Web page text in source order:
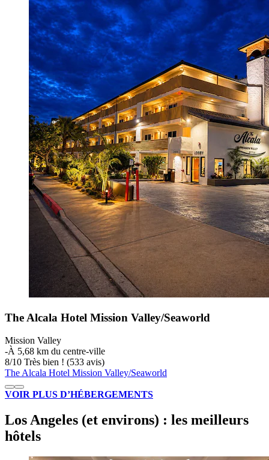
The Alcala Hotel Mission Valley/Seaworld
Mission Valley
‐À 5,68 km du centre-ville
8/10 Très bien ! (533 avis)
The Alcala Hotel Mission Valley/Seaworld
VOIR PLUS D’HÉBERGEMENTS
Los Angeles (et environs) : les meilleurs
hôtels